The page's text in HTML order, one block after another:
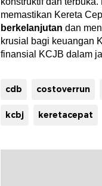
memastikan Kereta
berkelanjutan dan
krusial bagi keuangan
finansial KCJB dalam
cdb costoverrun
kcbj keretacepat